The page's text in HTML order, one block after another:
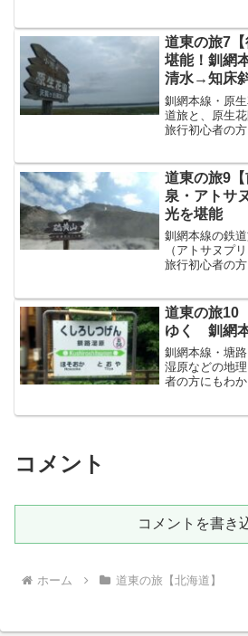
駅あっけしえ
べかんうしし
道東の旅7
堪能！釧網
清水→知床
釧網本線・原
道旅と、原生
旅行初心者の
市北浜）から
釧路くしろ方
道東の旅9
泉・アトサ
光を堪能
釧網本線の鉄
（アトサヌプ
旅行初心者の
かわゆおんせ
屈町）に到着
道東の旅10
ゆく 釧網
釧網本線・塘
湿原などの地
者の方にもわ
コメント
コメントを書き
ホーム 道東の旅【北海道】